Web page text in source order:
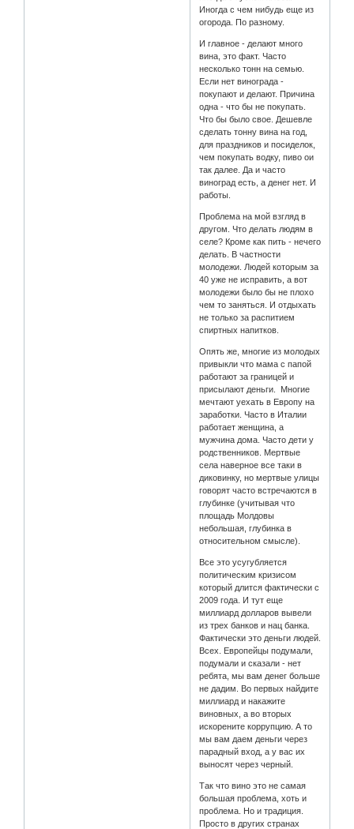
Иногда с чем нибудь еще из
огорода. По разному.
И главное - делают много
вина, это факт. Часто
несколько тонн на семью.
Если нет винограда -
покупают и делают. Причина
одна - что бы не покупать.
Что бы было свое. Дешевле
сделать тонну вина на год,
для праздников и посиделок,
чем покупать водку, пиво ои
так далее. Да и часто
виноград есть, а денег нет. И
работы.
Проблема на мой взгляд в
другом. Что делать людям в
селе? Кроме как пить - нечего
делать. В частности
молодежи. Людей которым за
40 уже не исправить, а вот
молодежи было бы не плохо
чем то заняться. И отдыхать
не только за распитием
спиртных напитков.
Опять же, многие из молодых
привыкли что мама с папой
работают за границей и
присылают деньги. Многие
мечтают уехать в Европу на
заработки. Часто в Италии
работает женщина, а
мужчина дома. Часто дети у
родственников. Мертвые
села наверное все таки в
диковинку, но мертвые улицы
говорят часто встречаются в
глубинке (учитывая что
площадь Молдовы
небольшая, глубинка в
относительном смысле).
Все это усугубляется
политическим кризисом
который длится фактически с
2009 года. И тут еще
миллиард долларов вывели
из трех банков и нац банка.
Фактически это деньги людей.
Всех. Европейцы подумали,
подумали и сказали - нет
ребята, мы вам денег больше
не дадим. Во первых найдите
миллиард и накажите
виновных, а во вторых
искорените коррупцию. А то
мы вам даем деньги через
парадный вход, а у вас их
выносят через черный.
Так что вино это не самая
большая проблема, хоть и
проблема. Но и традиция.
Просто в других странах